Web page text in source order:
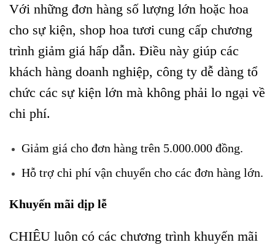
Với những đơn hàng số lượng lớn hoặc hoa
cho sự kiện, shop hoa tươi cung cấp chương
trình giảm giá hấp dẫn. Điều này giúp các
khách hàng doanh nghiệp, công ty dễ dàng tổ
chức các sự kiện lớn mà không phải lo ngại về
chi phí.
Giảm giá cho đơn hàng trên 5.000.000 đồng.
Hỗ trợ chi phí vận chuyển cho các đơn hàng lớn.
Khuyến mãi dịp lễ
CHIÊU luôn có các chương trình khuyến mãi